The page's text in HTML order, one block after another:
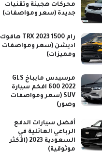
محركات هجينة وتقنيات
جديدة (سعر ومواصفات)
رام 1500 TRX 2023 هافوك
اديشن (سعر ومواصفات
ومميزات)
مرسيدس مايباخ GLS
600 2022 افخم سيارة
SUV (سعر ومواصفات
وصور)
أفضل سيارات الدفع
الرباعي العائلية في
السعودية 2023 (الأكثر
موثوقية)